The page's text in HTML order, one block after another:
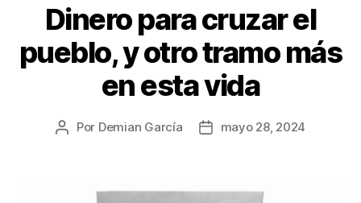
Dinero para cruzar el
pueblo, y otro tramo más
en esta vida
Autor
Por Demian García
Fechamayo 28, 2024